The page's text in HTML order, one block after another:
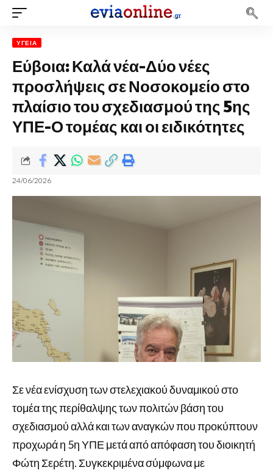
ΥΓΕΊΑ
Εύβοια: Καλά νέα-Δύο νέες
προσλήψεις σε Νοσοκομείο στο
πλαίσιο του σχεδιασμού της 5ης
ΥΠΕ-Ο τομέας και οι ειδικότητες
24/06/2026
Σε νέα ενίσχυση των στελεχιακού δυναμικού στο
τομέα της περίθαλψης των πολιτών βάση του
σχεδιασμού αλλά και των αναγκών που προκύπτουν
προχωρά η 5η ΥΠΕ μετά από απόφαση του διοικητή
Φώτη Σερέτη. Συγκεκριμένα σύμφωνα με